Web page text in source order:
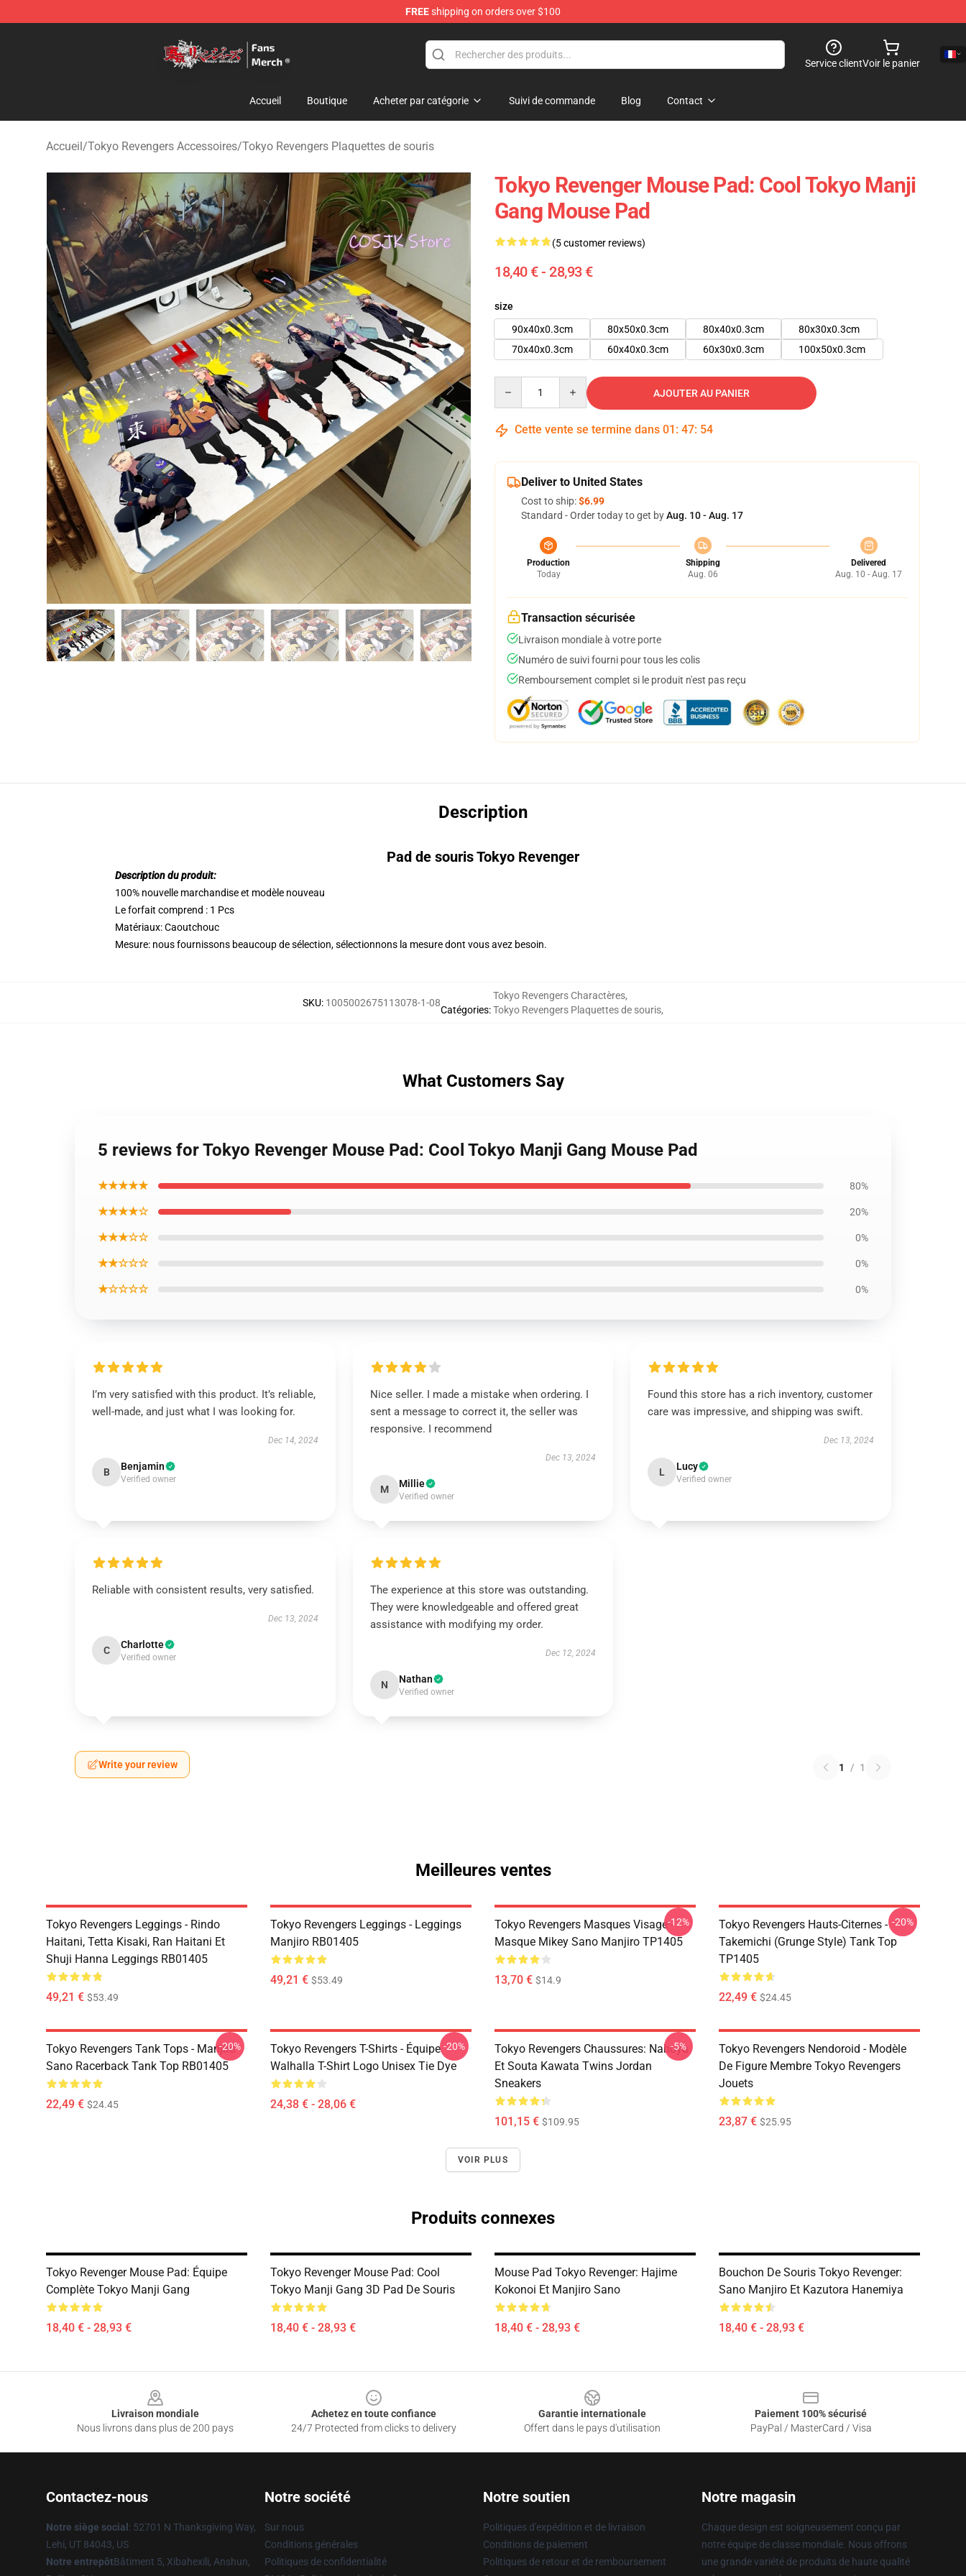
FREEshipping on orders over $100
Service clientVoir le panier
Accueil Boutique Acheter par catégorie Suivi de commande Blog Contact
Accueil/Tokyo Revengers Accessoires/Tokyo Revengers Plaquettes de souris
Tokyo Revenger Mouse Pad: Cool Tokyo Manji
Gang Mouse Pad
(5 customer reviews)
18,40 € - 28,93 €
size
90x40x0.3cm
80x50x0.3cm 80x40x0.3cm
80x30x0.3cm
70x40x0.3cm
60x40x0.3cm 60x30x0.3cm 100x50x0.3cm
AJOUTER AU PANIER
Cette vente se termine dans 01 : 47: 53
Deliver to United States
Cost to ship:$6.99
Standard - Order today to get byAug. 10 - Aug. 17
Production
Today
Shipping
Aug. 06
Delivered
Aug. 10 - Aug. 17
Transaction sécurisée
Livraison mondiale à votre porte
Numéro de suivi fourni pour tous les colis
Remboursement complet si le produit n'est pas reçu
Description
Pad de souris Tokyo Revenger
Description du produit:
100% nouvelle marchandise et modèle nouveau
Le forfait comprend : 1 Pcs
Matériaux: Caoutchouc
Mesure: nous fournissons beaucoup de sélection, sélectionnons la mesure dont vous avez besoin.
SKU: 1005002675113078-1-08
Catégories:
Tokyo Revengers Charactères,
Tokyo Revengers Plaquettes de souris,
What Customers Say
5 reviews for Tokyo Revenger Mouse Pad: Cool Tokyo Manji Gang Mouse Pad
★★★★★ 80%
★★★★☆ 20%
★★★☆☆ 0%
★★☆☆☆ 0%
★☆☆☆☆ 0%
I’m very satisfied with this product. It’s reliable,
well-made, and just what I was looking for.
Dec 14, 2024
B Benjamin
Verified owner
Nice seller. I made a mistake when ordering. I
sent a message to correct it, the seller was
responsive. I recommend
Dec 13, 2024
M Millie
Verified owner
Found this store has a rich inventory, customer
care was impressive, and shipping was swift.
Dec 13, 2024
L Lucy
Verified owner
Reliable with consistent results, very satisfied.
Dec 13, 2024
C Charlotte
Verified owner
The experience at this store was outstanding.
They were knowledgeable and offered great
assistance with modifying my order.
Dec 12, 2024
N Nathan
Verified owner
Write your review 1 / 1
Meilleures ventes
Tokyo Revengers Leggings - Rindo
Haitani, Tetta Kisaki, Ran Haitani Et
Shuji Hanna Leggings RB01405
49,21 € $53.49
Tokyo Revengers Leggings - Leggings
Manjiro RB01405
49,21 € $53.49
Tokyo Revengers Masques Visage -
Masque Mikey Sano Manjiro TP1405
13,70 € $14.9
-12%
Tokyo Revengers Hauts-Citernes -
Takemichi (Grunge Style) Tank Top
TP1405
22,49 € $24.45
-20%
Tokyo Revengers Tank Tops - Manjiro
Sano Racerback Tank Top RB01405
22,49 € $24.45
-20%
Tokyo Revengers T-Shirts - Équipe
Walhalla T-Shirt Logo Unisex Tie Dye
24,38 € - 28,06 €
-20%
Tokyo Revengers Chaussures: Nahoya
Et Souta Kawata Twins Jordan
Sneakers
101,15 € $109.95
-5%
Tokyo Revengers Nendoroid - Modèle
De Figure Membre Tokyo Revengers
Jouets
23,87 € $25.95
VOIR PLUS
Produits connexes
Tokyo Revenger Mouse Pad: Équipe
Complète Tokyo Manji Gang
18,40 € - 28,93 €
Tokyo Revenger Mouse Pad: Cool
Tokyo Manji Gang 3D Pad De Souris
18,40 € - 28,93 €
Mouse Pad Tokyo Revenger: Hajime
Kokonoi Et Manjiro Sano
18,40 € - 28,93 €
Bouchon De Souris Tokyo Revenger:
Sano Manjiro Et Kazutora Hanemiya
18,40 € - 28,93 €
Livraison mondiale
Nous livrons dans plus de 200 pays
Achetez en toute confiance
24/7 Protected from clicks to delivery
Garantie internationale
Offert dans le pays d'utilisation
Paiement 100% sécurisé
PayPal / MasterCard / Visa
Contactez-nous
Notre siège social : 52701 N Thanksgiving Way,
Lehi, UT 84043, US
Notre entrepôtBâtiment 5, Xibahexili, Anshun,
Notre société
Sur nous
Conditions générales
Politiques de confidentialité
Notre soutien
Politiques d'expédition et de livraison
Conditions de paiement
Politiques de retour et de remboursement
Notre magasin
Chaque design est soigneusement conçu par
notre équipe de classe mondiale. Nous offrons
une grande variété de produits de haute qualité